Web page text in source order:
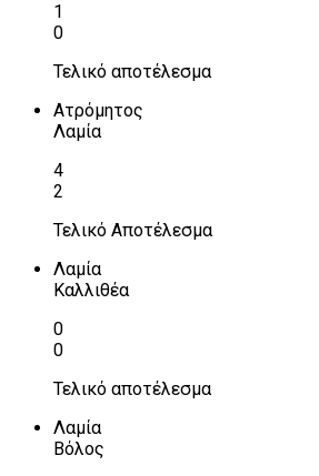
1
0
Τελικό αποτέλεσμα
Ατρόμητος
Λαμία
4
2
Τελικό Αποτέλεσμα
Λαμία
Καλλιθέα
0
0
Τελικό αποτέλεσμα
Λαμία
Βόλος